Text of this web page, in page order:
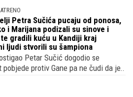
Petra Sučića pucaju od ponosa,
i Marijana podizali su sinove i
gradili kuću u Kandiji kraj
ljudi stvorili su šampiona
Petar Sučić dogodio se
protiv Gane pa ne čudi da je..